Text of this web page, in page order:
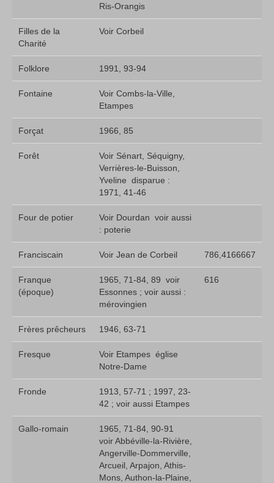
Ris-Orangis
Filles de la
Charité
Voir Corbeil
Folklore 1991, 93-94
Fontaine
Voir Combs-la-Ville,
Etampes
Forçat 1966, 85
Forêt
Voir Sénart, Séquigny,
Verrières-le-Buisson,
Yveline  disparue :
1971, 41-46
Four de potier
Voir Dourdan  voir aussi
: poterie
Franciscain Voir Jean de Corbeil 786,4166667
Franque
(époque)
1965, 71-84, 89  voir
Essonnes ; voir aussi :
mérovingien
616
Frères prêcheurs 1946, 63-71
Fresque
Voir Etampes  église
Notre-Dame
Fronde
1913, 57-71 ; 1997, 23-
42 ; voir aussi Etampes
Gallo-romain
1965, 71-84, 90-91 
voir Abbéville-la-Rivière,
Angerville-Dommerville,
Arcueil, Arpajon, Athis-
Mons, Authon-la-Plaine,